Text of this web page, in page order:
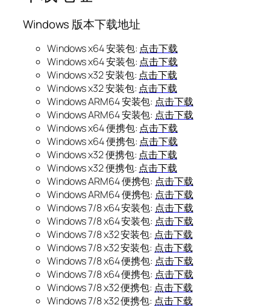
Windows 版本下载地址
Windows x64 安装包: 点击下载
Windows x64 安装包: 点击下载
Windows x32 安装包: 点击下载
Windows x32 安装包: 点击下载
Windows ARM64 安装包: 点击下载
Windows ARM64 安装包: 点击下载
Windows x64 便携包: 点击下载
Windows x64 便携包: 点击下载
Windows x32 便携包: 点击下载
Windows x32 便携包: 点击下载
Windows ARM64 便携包: 点击下载
Windows ARM64 便携包: 点击下载
Windows 7/8 x64 安装包: 点击下载
Windows 7/8 x64 安装包: 点击下载
Windows 7/8 x32 安装包: 点击下载
Windows 7/8 x32 安装包: 点击下载
Windows 7/8 x64 便携包: 点击下载
Windows 7/8 x64 便携包: 点击下载
Windows 7/8 x32 便携包: 点击下载
Windows 7/8 x32 便携包: 点击下载